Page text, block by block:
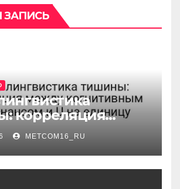
корреляция
и U на
METCOM16_RU